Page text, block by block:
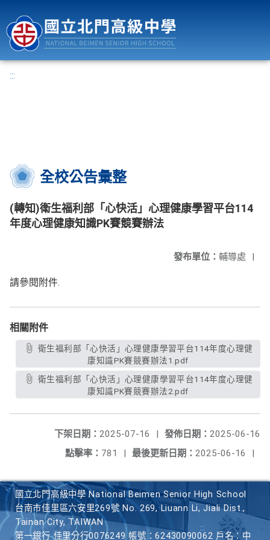
:::
全校公告彙整
(轉知)衛生福利部「心快活」心理健康學習平台114
年度心理健康知識PK賽競賽辦法
發布單位： 輔導處 |
請參閱附件.
相關附件
康知識PK賽競賽辦法1.pdf
康知識PK賽競賽辦法2.pdf
發佈日期： 2025-06-16
下架日期： 2025-07-16
|
最後更新日期： 2025-06-16 |
點擊率： 781 |
國立北門高級中學 National Beimen Senior High School
台南市佳里區六安里269號 No. 269, Liuann Li, Jiali Dist.,
Tainan City, TAIWAN
第一銀行 佳里分行0076249 帳號：62430090062 戶名：中